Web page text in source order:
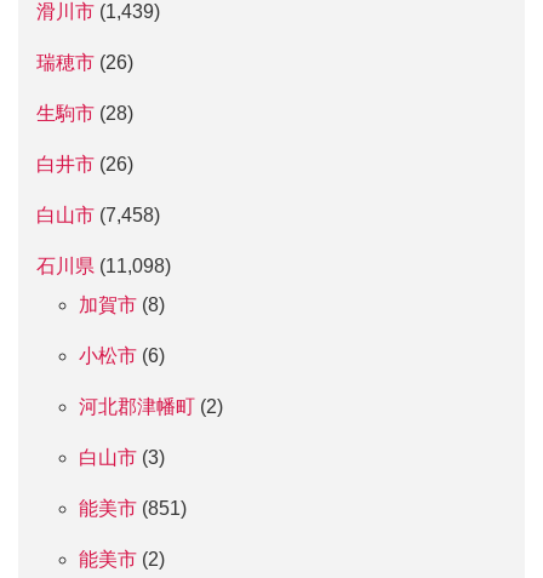
滑川市 (1,439)
瑞穂市 (26)
生駒市 (28)
白井市 (26)
白山市 (7,458)
石川県 (11,098)
加賀市 (8)
小松市 (6)
河北郡津幡町 (2)
白山市 (3)
能美市 (851)
能美市 (2)